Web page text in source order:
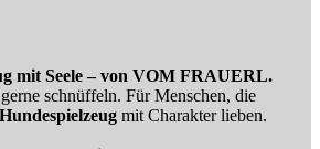
mit Seele – von VOM FRAUERL.
schnüffeln. Für Menschen, die
mit Charakter lieben.